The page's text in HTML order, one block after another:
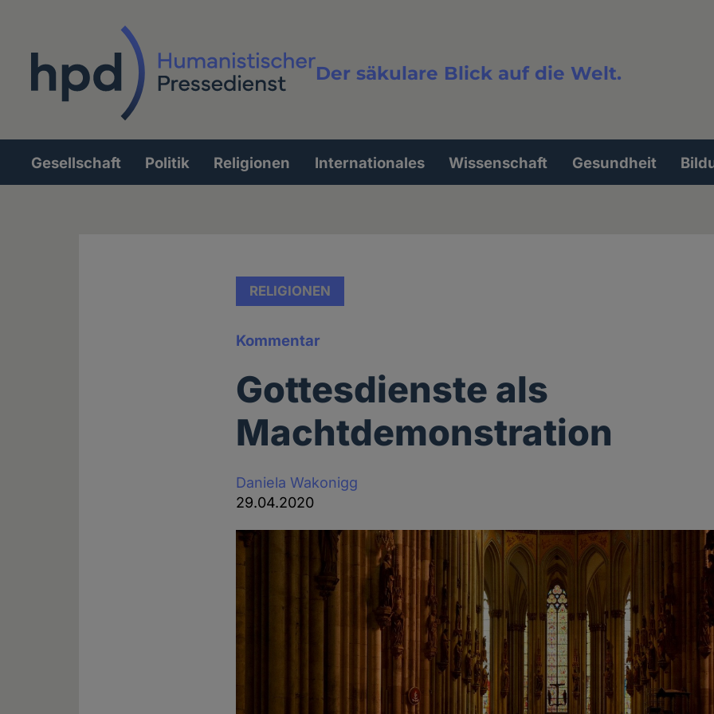
Der säkulare Blick auf die Welt.
Volltextsuche
Hauptnavigation
Gesellschaft Politik Religionen Internationales Wissenschaft Gesundheit
RELIGIONEN
Kommentar
Gottesdienste als
Machtdemonstration
Daniela Wakonigg
29.04.2020